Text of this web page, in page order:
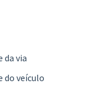
da via
do veículo